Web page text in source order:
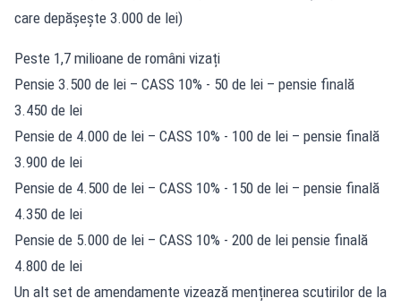
care depășește 3.000 de lei)
Peste 1,7 milioane de români vizați
Pensie 3.500 de lei – CASS 10% - 50 de lei – pensie finală
3.450 de lei
Pensie de 4.000 de lei – CASS 10% - 100 de lei – pensie finală
3.900 de lei
Pensie de 4.500 de lei – CASS 10% - 150 de lei – pensie finală
4.350 de lei
Pensie de 5.000 de lei – CASS 10% - 200 de lei pensie finală
4.800 de lei
Un alt set de amendamente vizează menținerea scutirilor de la